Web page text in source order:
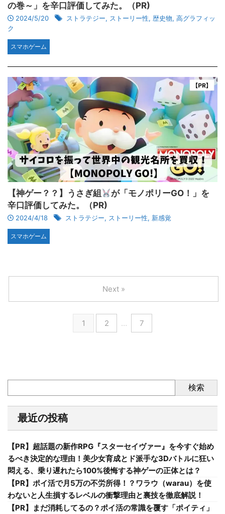
の巻～」を辛口評価してみた。（PR)
2024/5/20 ストラテジー, ストーリー性, 歴史物, 高グラフィッ
ク
スマホゲーム
【神ゲー？？】うさぎ組
が「モノポリーGO！」を
辛口評価してみた。（PR)
2024/4/18 ストラテジー, ストーリー性, 新感覚
スマホゲーム
1 2 … 7
Next »
検索
最近の投稿
【PR】超話題の新作RPG『スターセイヴァー』を今すぐ始め
るべき決定的な理由！美少女育成とド派手な3Dバトルに狂い
悶える、乗り遅れたら100%後悔する神ゲーの正体とは？
【PR】ポイ活で月5万の不労所得！？ワラウ（warau）を使
わないと人生損するレベルの衝撃理由と裏技を徹底解説！
【PR】まだ消耗してるの？ポイ活の常識を覆す「ポイティ」